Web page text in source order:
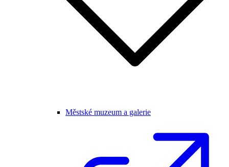
Městské muzeum a galerie